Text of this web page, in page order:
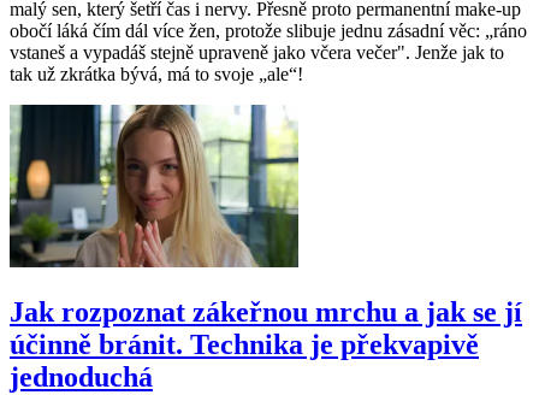
malý sen, který šetří čas i nervy. Přesně proto permanentní make-up
obočí láká čím dál více žen, protože slibuje jednu zásadní věc: „ráno
vstaneš a vypadáš stejně upraveně jako včera večer". Jenže jak to
tak už zkrátka bývá, má to svoje „ale“!
Jak rozpoznat zákeřnou mrchu a jak se jí
účinně bránit. Technika je překvapivě
jednoduchá